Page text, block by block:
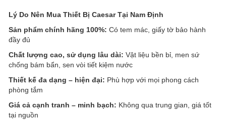
Lý Do Nên Mua Thiết Bị Caesar Tại Nam Định
Sản phẩm chính hãng 100%: Có tem mác, giấy tờ bảo hành
đầy đủ
Chất lượng cao, sử dụng lâu dài: Vật liệu bền bỉ, men sứ
chống bám bẩn, sen vòi tiết kiệm nước
Thiết kế đa dạng – hiện đại: Phù hợp với mọi phong cách
phòng tắm
Giá cả cạnh tranh – minh bạch: Không qua trung gian, giá tốt
tại nguồn